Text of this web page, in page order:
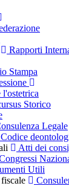
Rapporti
Stampa
l'ostetrica
Storico
Legale
Codice
Atti dei
Utili